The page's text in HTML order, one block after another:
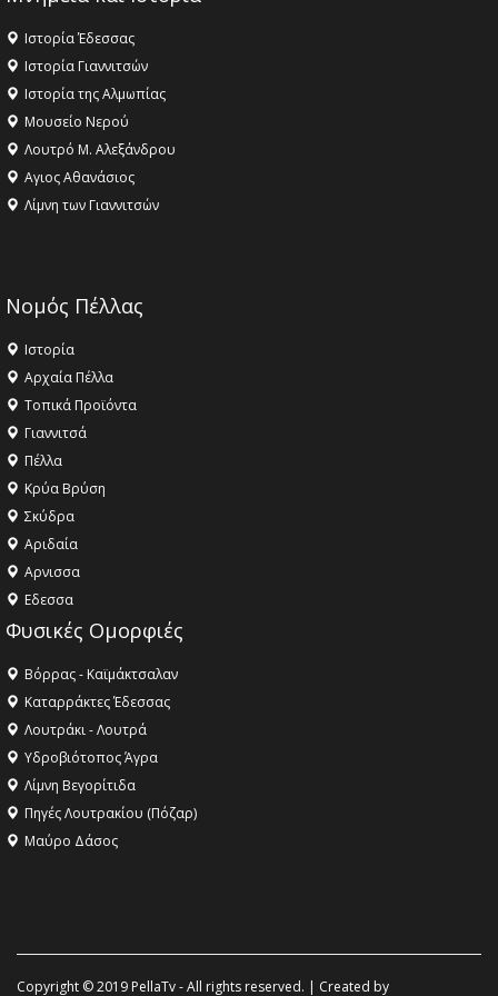
Ιστορία Έδεσσας
Ιστορία Γιαννιτσών
Ιστορία της Αλμωπίας
Μουσείο Νερού
Λουτρό Μ. Αλεξάνδρου
Αγιος Αθανάσιος
Λίμνη των Γιαννιτσών
Νομός Πέλλας
Ιστορία
Αρχαία Πέλλα
Τοπικά Προϊόντα
Γιαννιτσά
Πέλλα
Κρύα Βρύση
Σκύδρα
Αριδαία
Aρνισσα
Eδεσσα
Φυσικές Ομορφιές
Βόρρας - Καϊμάκτσαλαν
Καταρράκτες Έδεσσας
Λουτράκι - Λουτρά
Υδροβιότοπος Άγρα
Λίμνη Βεγορίτιδα
Πηγές Λουτρακίου (Πόζαρ)
Μαύρο Δάσος
Copyright © 2019 PellaTv - All rights reserved. | Created by